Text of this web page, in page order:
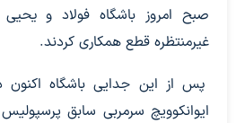
صبح امروز باشگاه فولاد و
غیرمنتظره قطع همکاری کردند.
پس از این جدایی باشگاه اکنون
ایوانکوویچ سرمربی سابق